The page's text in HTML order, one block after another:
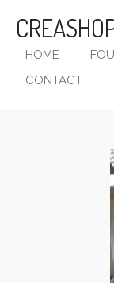
direct
naar
hoofdinhoud
HOME
CONTACT